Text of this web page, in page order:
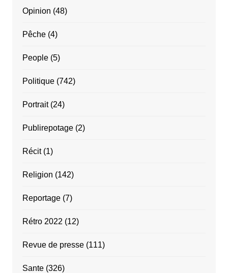
Opinion (48)
Pêche(4)
People(5)
Politique(742)
Portrait(24)
Publirepotage(2)
Récit(1)
Religion (142)
Reportage(7)
Rétro 2022 (12)
Revue de presse(111)
Sante(326)